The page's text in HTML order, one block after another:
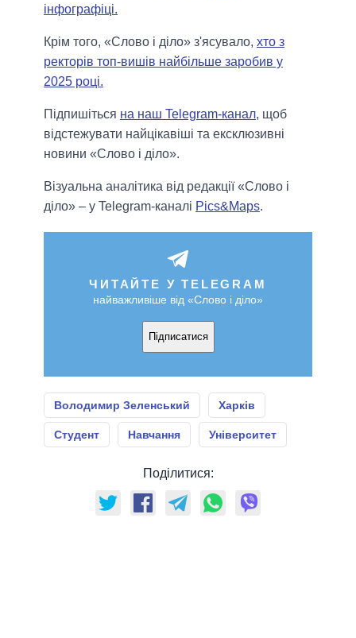
інфографіці.
Крім того, «Слово і діло» з'ясувало, хто з
ректорів топ-вишів найбільше заробив у
2025 році.
Підпишіться на наш Telegram-канал, щоб
відстежувати найцікавіші та ексклюзивні
новини «Слово і діло».
Візуальна аналітика від редакції «Слово і
діло» – у Telegram-каналі Pics&Maps.
ЧИТАЙТЕ У TELEGRAM
найважливіше від «Слово і діло»
Підписатися
Володимир Зеленський Харків
Студент Навчання Університет
Поділитися: